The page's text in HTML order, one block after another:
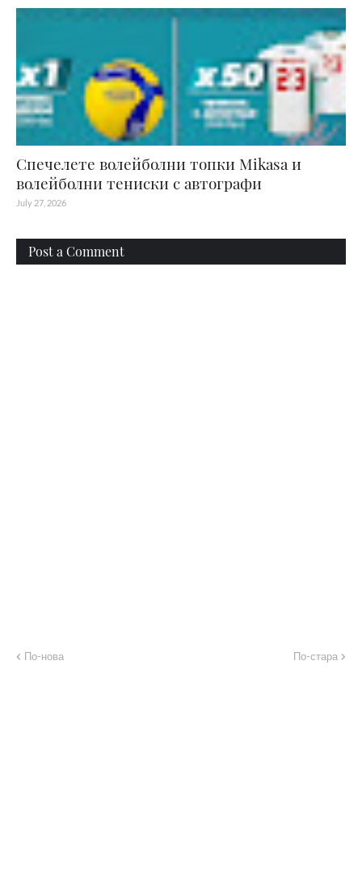
Спечелете волейболни топки Mikasa и
волейболни тениски с автографи
July 27, 2026
Post a Comment
По-нова По-стара